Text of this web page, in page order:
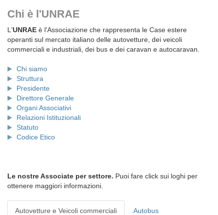
Chi è l'UNRAE
L'UNRAE è l'Associazione che rappresenta le Case estere
operanti sul mercato italiano delle autovetture, dei veicoli
commerciali e industriali, dei bus e dei caravan e autocaravan.
Chi siamo
Struttura
Presidente
Direttore Generale
Organi Associativi
Relazioni Istituzionali
Statuto
Codice Etico
Le nostre Associate per settore. Puoi fare click sui loghi per
ottenere maggiori informazioni.
Autovetture e Veicoli commerciali Autobus